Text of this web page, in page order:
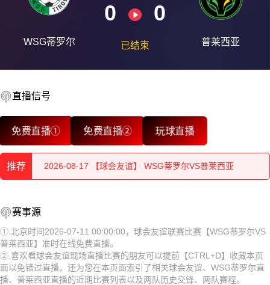
WSG蒂罗尔
0 0
已结束 普莱西亚
直播信号
免费直播① 免费直播② 玩球直播
推荐
2026-08-17 【球会友谊】 WSG蒂罗尔VS普莱西亚
2026-08-17 【球会友谊】 WSG蒂罗尔VS普莱西亚
2026-08-17 【球会友谊】 WSG蒂罗尔VS普莱西亚
2026-08-17 【球会友谊】 WSG蒂罗尔VS普莱西亚
2026-08-17 【球会友谊】 WSG蒂罗尔VS普莱西亚
2026-08-17 【球会友谊】 WSG蒂罗尔VS普莱西亚
2026-08-17 【球会友谊】 WSG蒂罗尔VS普莱西亚
赛事源
①.北京时间2026-07-11 00:00:00，球会友谊联赛比赛【WSG蒂罗尔VS
普莱西亚】准时在线免费直播。
②.喜欢看球会友谊现场直播比赛的朋友可以提前【CTRL+D】收藏本页
面以免错过直播。还为您在本页面索引了相关球会友谊、WSG蒂罗尔直
播、普莱西亚直播的近期比赛列表以及两队历史交锋、两队赛程。